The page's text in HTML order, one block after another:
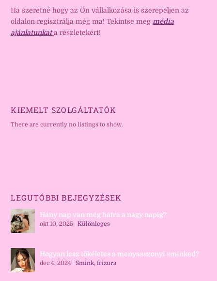
Ha szeretné hogy az Ön vállalkozása is szerepeljen az
oldalon regisztrálja még ma! Tekintse meg média
ajánlatunkat a részletekért!
KIEMELT SZOLGÁLTATÓK
There are currently no listings to show.
LEGUTÓBBI BEJEGYZÉSEK
Hány nap van még hátra a nagy napig?
okt 10, 2025 |Különleges
Hogyan lesz tökéletes a menyasszonyi sminked?
dec 4, 2024 |Smink, frizura